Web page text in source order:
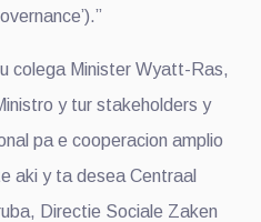
colega Minister Wyatt-Ras,
y tur stakeholders y
pa e cooperacion amplio
aki y ta desea Centraal
Directie Sociale Zaken